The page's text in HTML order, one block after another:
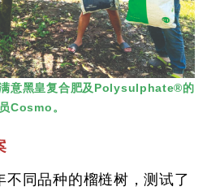
意黑皇复合肥及Polysulphate®的
Cosmo。
不同品种的榴梿树，测试了